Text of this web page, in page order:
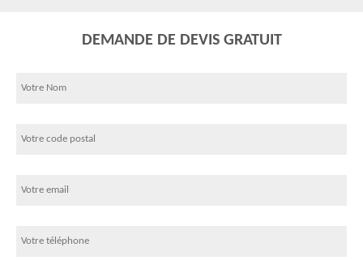
DEMANDE DE DEVIS GRATUIT